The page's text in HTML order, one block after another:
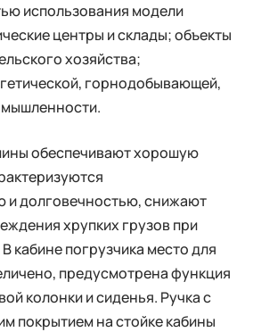
использования модели
центры и склады; объекты
хозяйства;
горнодобывающей,
обеспечивают хорошую
и долговечностью, снижают
хрупких грузов при
кабине погрузчика место для
предусмотрена функция
колонки и сиденья. Ручка с
покрытием на стойке кабины